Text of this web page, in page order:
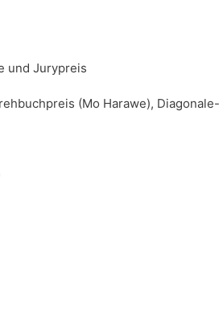
und Jurypreis
(Mo Harawe), Diagonale-